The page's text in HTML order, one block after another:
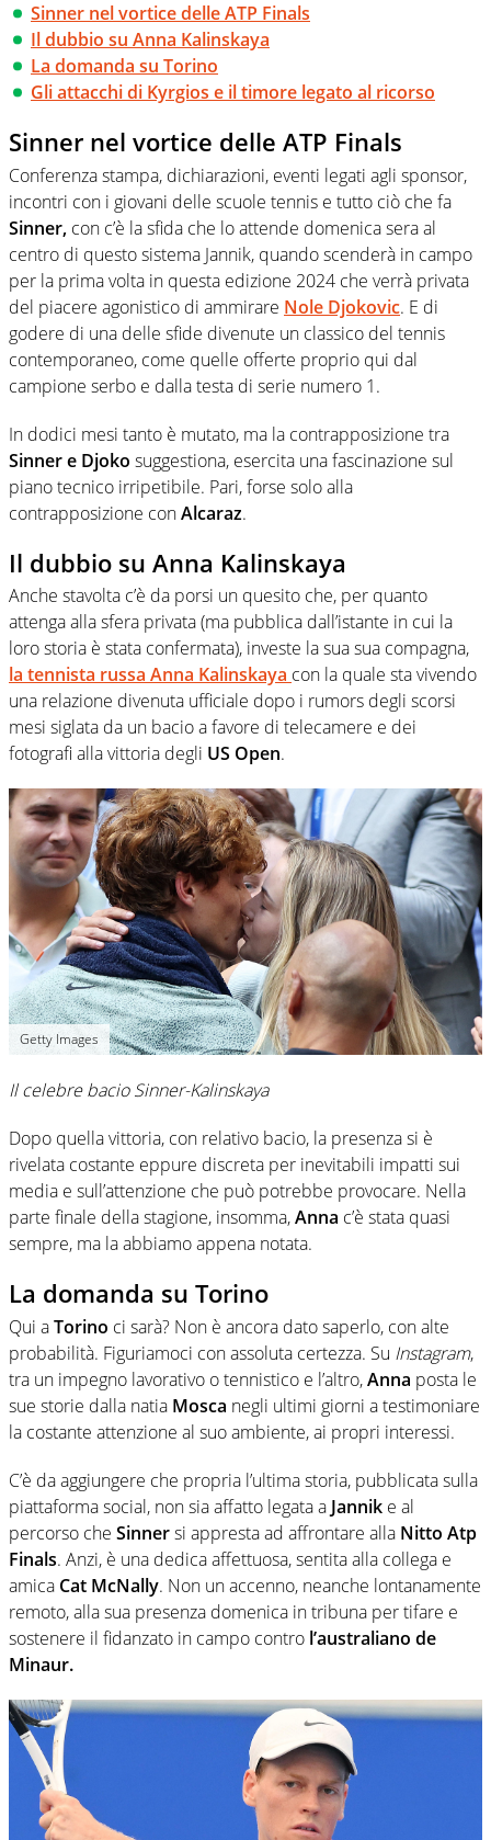
Sinner nel vortice delle ATP Finals
Il dubbio su Anna Kalinskaya
La domanda su Torino
Gli attacchi di Kyrgios e il timore legato al ricorso
Sinner nel vortice delle ATP Finals
Conferenza stampa, dichiarazioni, eventi legati agli sponsor,
incontri con i giovani delle scuole tennis e tutto ciò che fa
Sinner, con c’è la sfida che lo attende domenica sera al
centro di questo sistema Jannik, quando scenderà in campo
per la prima volta in questa edizione 2024 che verrà privata
del piacere agonistico di ammirare Nole Djokovic. E di
godere di una delle sfide divenute un classico del tennis
contemporaneo, come quelle offerte proprio qui dal
campione serbo e dalla testa di serie numero 1.
In dodici mesi tanto è mutato, ma la contrapposizione tra
Sinner e Djoko suggestiona, esercita una fascinazione sul
piano tecnico irripetibile. Pari, forse solo alla
contrapposizione conAlcaraz.
Il dubbio su Anna Kalinskaya
Anche stavolta c’è da porsi un quesito che, per quanto
attenga alla sfera privata (ma pubblica dall’istante in cui la
loro storia è stata confermata), investe la sua sua compagna,
la tennista russa Anna Kalinskaya con la quale sta vivendo
una relazione divenuta ufficiale dopo i rumors degli scorsi
mesi siglata da un bacio a favore di telecamere e dei
fotografi alla vittoria degli US Open.
Getty Images
Il celebre bacio Sinner-Kalinskaya
Dopo quella vittoria, con relativo bacio, la presenza si è
rivelata costante eppure discreta per inevitabili impatti sui
media e sull’attenzione che può potrebbe provocare. Nella
parte finale della stagione, insomma,Anna c’è stata quasi
sempre, ma la abbiamo appena notata.
La domanda su Torino
Qui aTorino ci sarà? Non è ancora dato saperlo, con alte
probabilità. Figuriamoci con assoluta certezza. Su Instagram,
tra un impegno lavorativo o tennistico e l’altro,Anna posta le
sue storie dalla natia Mosca negli ultimi giorni a testimoniare
la costante attenzione al suo ambiente, ai propri interessi.
C’è da aggiungere che propria l’ultima storia, pubblicata sulla
piattaforma social, non sia affatto legata a Jannik e al
percorso che Sinnersi appresta ad affrontare alla Nitto Atp
Finals. Anzi, è una dedica affettuosa, sentita alla collega e
amica Cat McNally. Non un accenno, neanche lontanamente
remoto, alla sua presenza domenica in tribuna per tifare e
sostenere il fidanzato in campo contro l’australiano de
Minaur.